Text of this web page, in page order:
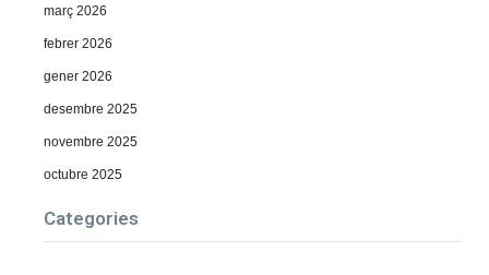
març 2026
febrer 2026
gener 2026
desembre 2025
novembre 2025
octubre 2025
Categories